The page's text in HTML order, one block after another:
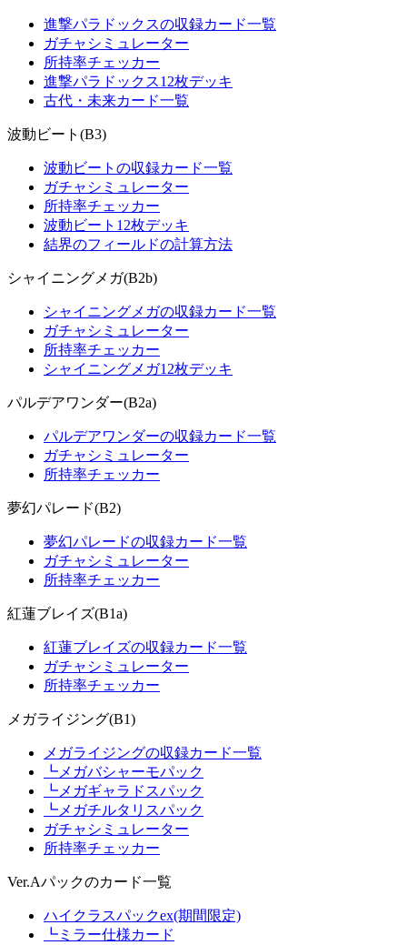
進撃パラドックスの収録カード一覧
ガチャシミュレーター
所持率チェッカー
進撃パラドックス12枚デッキ
古代・未来カード一覧
波動ビート(B3)
波動ビートの収録カード一覧
ガチャシミュレーター
所持率チェッカー
波動ビート12枚デッキ
結界のフィールドの計算方法
シャイニングメガ(B2b)
シャイニングメガの収録カード一覧
ガチャシミュレーター
所持率チェッカー
シャイニングメガ12枚デッキ
パルデアワンダー(B2a)
パルデアワンダーの収録カード一覧
ガチャシミュレーター
所持率チェッカー
夢幻パレード(B2)
夢幻パレードの収録カード一覧
ガチャシミュレーター
所持率チェッカー
紅蓮ブレイズ(B1a)
紅蓮ブレイズの収録カード一覧
ガチャシミュレーター
所持率チェッカー
メガライジング(B1)
メガライジングの収録カード一覧
┗メガバシャーモパック
┗メガギャラドスパック
┗メガチルタリスパック
ガチャシミュレーター
所持率チェッカー
Ver.Aパックのカード一覧
ハイクラスパックex(期間限定)
┗ミラー仕様カード